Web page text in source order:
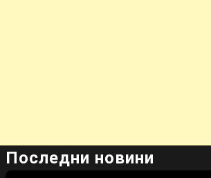
Последни новини